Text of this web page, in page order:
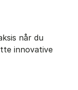
når du
innovative